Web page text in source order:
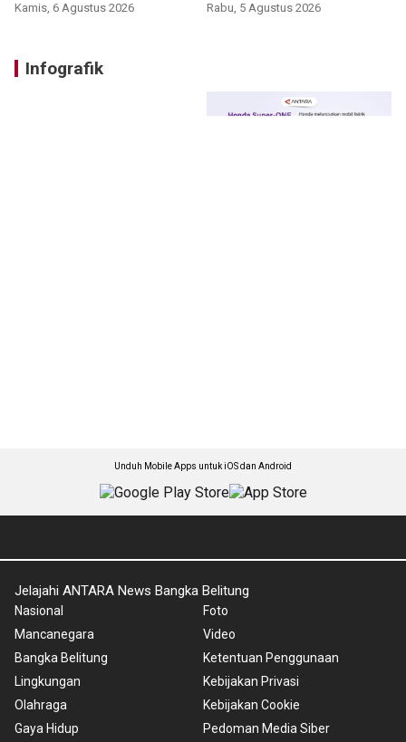
Kamis, 6 Agustus 2026 Rabu, 5 Agustus 2026
Infografik
Unduh Mobile Apps untuk iOS dan Android
Jelajahi ANTARA News Bangka Belitung
Nasional
Mancanegara
Bangka Belitung
Lingkungan
Olahraga
Gaya Hidup
Foto
Video
Ketentuan Penggunaan
Kebijakan Privasi
Kebijakan Cookie
Pedoman Media Siber